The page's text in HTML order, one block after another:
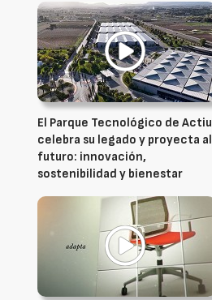
El Parque Tecnológico de Actiu
celebra su legado y proyecta al
futuro: innovación,
sostenibilidad y bienestar